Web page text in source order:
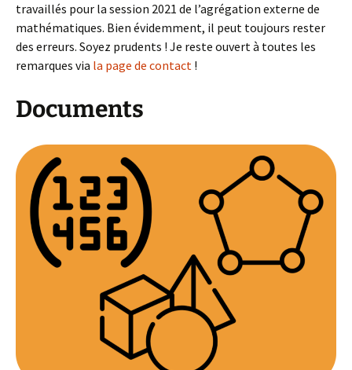
travaillés pour la session 2021 de l’agrégation externe de
mathématiques. Bien évidemment, il peut toujours rester
des erreurs. Soyez prudents ! Je reste ouvert à toutes les
remarques via la page de contact !
Documents